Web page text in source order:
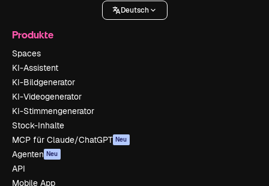
Deutsch
Produkte
Spaces
KI-Assistent
KI-Bildgenerator
KI-Videogenerator
KI-Stimmengenerator
Stock-Inhalte
MCP für Claude/ChatGPT Neu
Agenten Neu
API
Mobile App